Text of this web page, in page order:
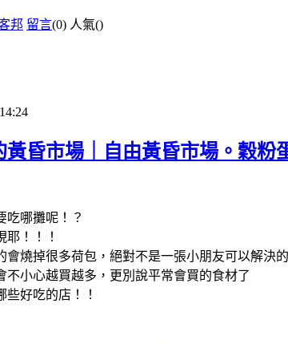
邦 留言(0) 人氣()
14:24
黃昏市場｜自由黃昏市場。穀
吃哪攤呢！？
耶！！！
會燒掉很多荷包，絕對不是一張小朋友可以解決
不小心越買越多，更別說平常會買的食材了
好吃的店！！